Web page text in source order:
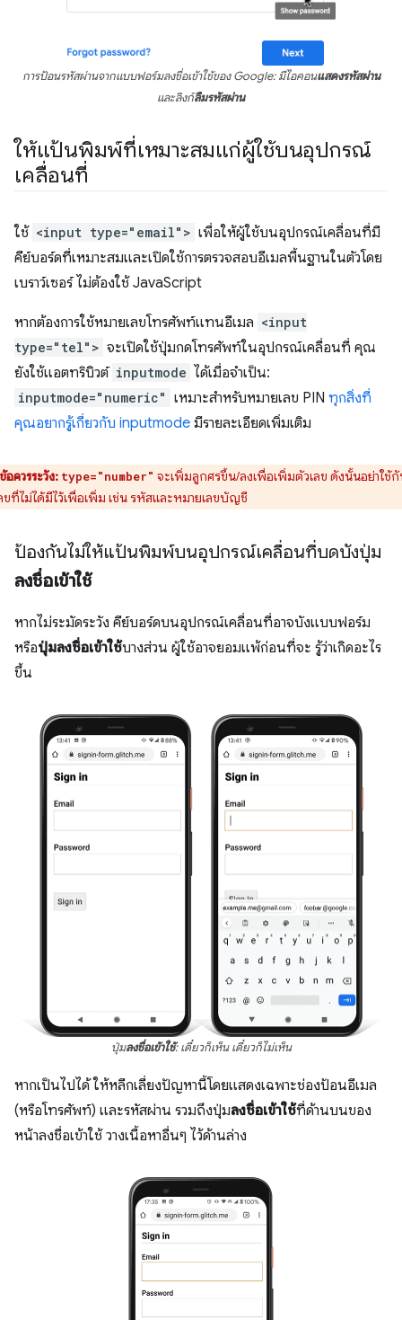
การป้อนรหัสผ่านจากแบบฟอร์มลงชื่อเข้าใช้ของ Google: มีไอคอนแสดงรหัสผ่าน
และลิงก์ลืมรหัสผ่าน
ให้แป้นพิมพ์ที่เหมาะสมแก่ผู้ใช้บนอุปกรณ์
เคลื่อนที่
ใช้ <input type="email"> เพื่อให้ผู้ใช้บนอุปกรณ์เคลื่อนที่มี
คีย์บอร์ดที่เหมาะสมและเปิดใช้การตรวจสอบอีเมลพื้นฐานในตัวโดย
เบราว์เซอร์ ไม่ต้องใช้ JavaScript
หากต้องการใช้หมายเลขโทรศัพท์แทนอีเมล <input
type="tel"> จะเปิดใช้ปุ่มกดโทรศัพท์ในอุปกรณ์เคลื่อนที่ คุณ
ยังใช้แอตทริบิวต์ inputmode ได้เมื่อจำเป็น:
inputmode="numeric" เหมาะสำหรับหมายเลข PIN ทุกสิ่งที่
คุณอยากรู้เกี่ยวกับ inputmode มีรายละเอียดเพิ่มเติม
ข้อควรระวัง: type="number" จะเพิ่มลูกศรขึ้น/ลงเพื่อเพิ่มตัวเลข ดังนั้นอย่าใช้
ขที่ไม่ได้มีไว้เพื่อเพิ่ม เช่น รหัสและหมายเลขบัญชี
ป้องกันไม่ให้แป้นพิมพ์บนอุปกรณ์เคลื่อนที่บดบังปุ่ม
ลงชื่อเข้าใช้
หากไม่ระมัดระวัง คีย์บอร์ดบนอุปกรณ์เคลื่อนที่อาจบังแบบฟอร์ม
หรือปุ่มลงชื่อเข้าใช้บางส่วน ผู้ใช้อาจยอมแพ้ก่อนที่จะ รู้ว่าเกิดอะไร
ขึ้น
ปุ่มลงชื่อเข้าใช้: เดี๋ยวก็เห็น เดี๋ยวก็ไม่เห็น
หากเป็นไปได้ ให้หลีกเลี่ยงปัญหานี้โดยแสดงเฉพาะช่องป้อนอีเมล
(หรือโทรศัพท์) และรหัสผ่าน รวมถึงปุ่มลงชื่อเข้าใช้ที่ด้านบนของ
หน้าลงชื่อเข้าใช้ วางเนื้อหาอื่นๆ ไว้ด้านล่าง